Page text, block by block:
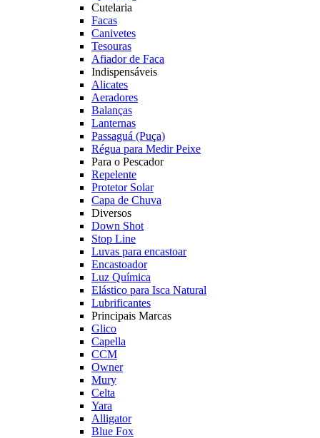
Cutelaria
Facas
Canivetes
Tesouras
Afiador de Faca
Indispensáveis
Alicates
Aeradores
Balanças
Lanternas
Passaguá (Puça)
Régua para Medir Peixe
Para o Pescador
Repelente
Protetor Solar
Capa de Chuva
Diversos
Down Shot
Stop Line
Luvas para encastoar
Encastoador
Luz Química
Elástico para Isca Natural
Lubrificantes
Principais Marcas
Glico
Capella
CCM
Owner
Mury
Celta
Yara
Alligator
Blue Fox